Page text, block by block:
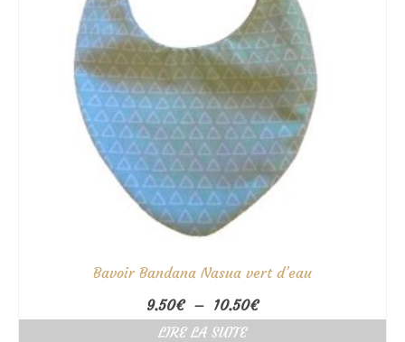
Bavoir Bandana Nasua vert d’eau
9.50€ – 10.50€Plage
de
LIRE LA SUITE